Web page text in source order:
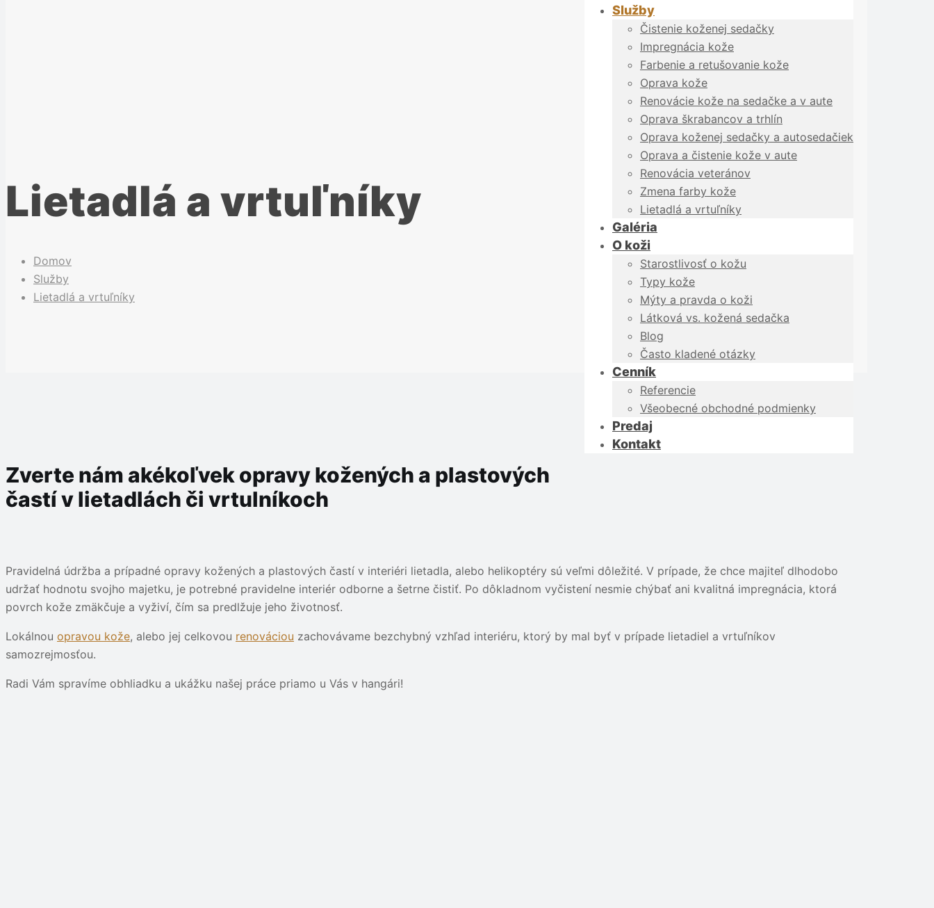
Služby
Čistenie koženej sedačky
Impregnácia kože
Farbenie a retušovanie kože
Oprava kože
Renovácie kože na sedačke a v aute
Oprava škrabancov a trhlín
Oprava koženej sedačky a autosedačiek
Oprava a čistenie kože v aute
Renovácia veteránov
Zmena farby kože
Lietadlá a vrtuľníky
Galéria
O koži
Starostlivosť o kožu
Typy kože
Mýty a pravda o koži
Látková vs. kožená sedačka
Blog
Často kladené otázky
Cenník
Referencie
Všeobecné obchodné podmienky
Predaj
Kontakt
Lietadlá a vrtuľníky
Domov
Služby
Lietadlá a vrtuľníky
Zverte nám akékoľvek opravy kožených a plastových
častí v lietadlách či vrtulníkoch
Pravidelná údržba a prípadné opravy kožených a plastových častí v interiéri lietadla, alebo helikoptéry sú veľmi dôležité. V prípade, že chce majiteľ dlhodobo
udržať hodnotu svojho majetku, je potrebné pravidelne interiér odborne a šetrne čistiť. Po dôkladnom vyčistení nesmie chýbať ani kvalitná impregnácia, ktorá
povrch kože zmäkčuje a vyživí, čím sa predlžuje jeho životnosť.
Lokálnou opravou kože, alebo jej celkovou renováciou zachovávame bezchybný vzhľad interiéru, ktorý by mal byť v prípade lietadiel a vrtuľníkov
samozrejmosťou.
Radi Vám spravíme obhliadku a ukážku našej práce priamo u Vás v hangári!